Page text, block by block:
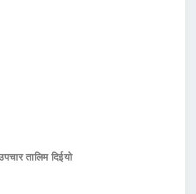
तालिम दिईयो